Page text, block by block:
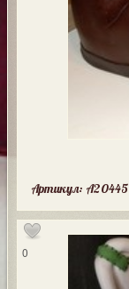
Артикул: A20445
0